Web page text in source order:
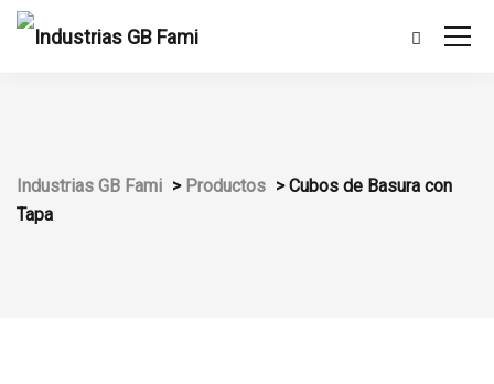
Industrias GB Fami > Productos >Cubos de Basura con
Tapa